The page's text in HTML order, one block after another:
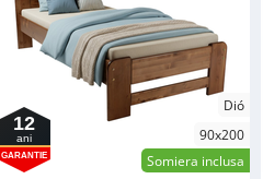
Dió
90x200
Somiera inclusa
12
ani
GARANTIE